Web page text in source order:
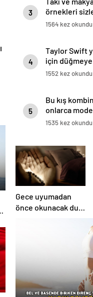
3
örnekleri
1564 kez okundu
4
Taylor Swift
için düğmeye
medyadan
1552 kez okundu
5
Bu kış
onlarca
1535 kez okundu
Gece uyumadan
önce okunacak dua!